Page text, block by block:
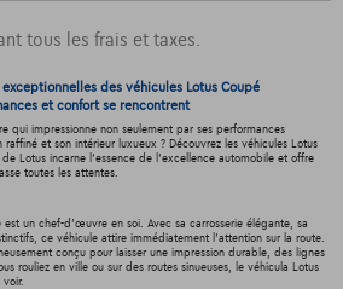
tous les frais et taxes.
des véhicules Lotus Coupé
et confort se rencontrent
qui impressionne non seulement par ses performances
et son intérieur luxueux ? Découvrez les véhicules Lotus
Lotus incarne l'essence de l'excellence automobile et offre
toutes les attentes.
est un chef-d'œuvre en soi. Avec sa carrosserie élégante, sa
ce véhicule attire immédiatement l'attention sur la route.
conçu pour laisser une impression durable, des lignes
rouliez en ville ou sur des routes sinueuses, le véhicula Lotus